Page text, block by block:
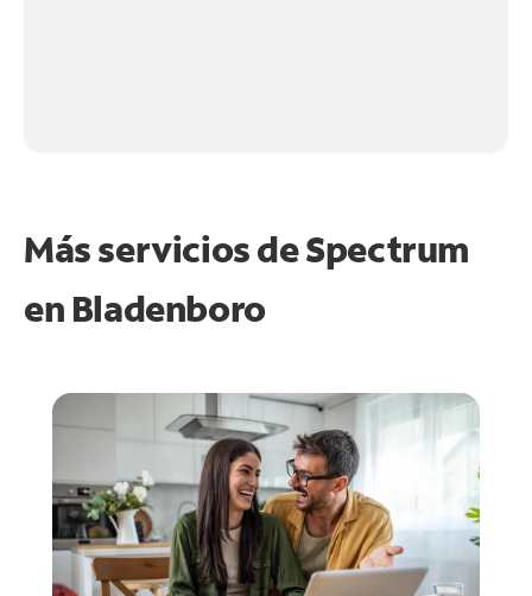
Más servicios de Spectrum
en Bladenboro